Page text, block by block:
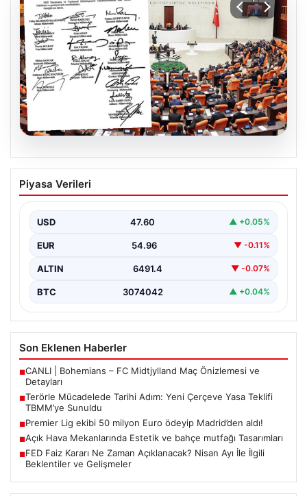
Terörle Mücadelede Tarihi Adım: Yeni
Çerçeve Yasa Teklifi TBMM’ye Sunuldu
güçlendirmeye yönelik kapsamlı bir hukuki altyapı
oluşturmak…
Piyasa Verileri
USD 47.60 ▲ +0.05%
EUR 54.96 ▼ -0.11%
ALTIN 6491.4 ▼ -0.07%
BTC 3074042 ▲ +0.04%
Son Eklenen Haberler
■CANLI | Bohemians – FC Midtjylland Maç Önizlemesi ve
Detayları
■Terörle Mücadelede Tarihi Adım: Yeni Çerçeve Yasa Teklifi
TBMM’ye Sunuldu
■Premier Lig ekibi 50 milyon Euro ödeyip Madrid’den aldı!
■Açık Hava Mekanlarında Estetik ve bahçe mutfağı Tasarımları
■FED Faiz Kararı Ne Zaman Açıklanacak? Nisan Ayı İle İlgili
Beklentiler ve Gelişmeler